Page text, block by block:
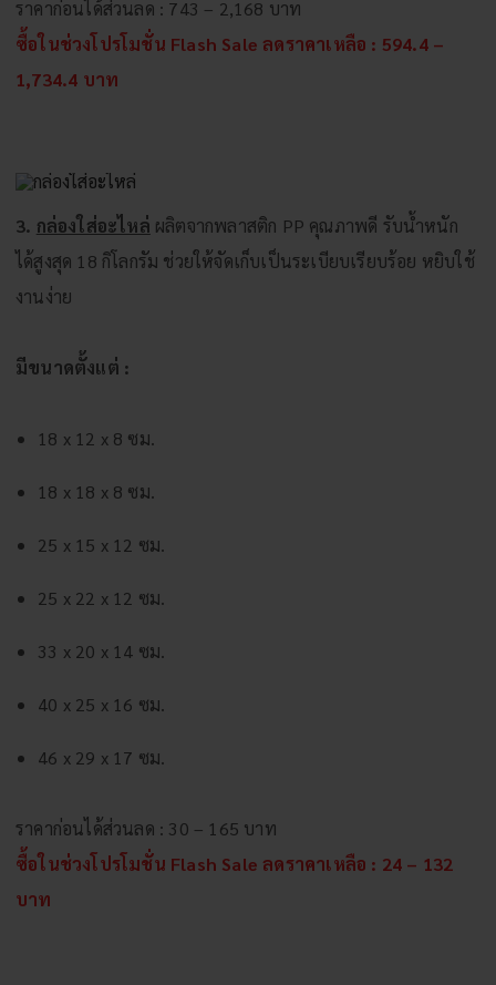
ราคาก่อนได้ส่วนลด : 743 – 2,168 บาท
ซื้อในช่วงโปรโมชั่น Flash Sale ลดราคาเหลือ : 594.4 –
1,734.4 บาท
3. กล่องใส่อะไหล่ ผลิตจากพลาสติก PP คุณภาพดี รับน้ำหนัก
ได้สูงสุด 18 กิโลกรัม ช่วยให้จัดเก็บเป็นระเบียบเรียบร้อย หยิบใช้
งานง่าย
มีขนาดตั้งแต่ :
18 x 12 x 8 ซม.
18 x 18 x 8 ซม.
25 x 15 x 12 ซม.
25 x 22 x 12 ซม.
33 x 20 x 14 ซม.
40 x 25 x 16 ซม.
46 x 29 x 17 ซม.
ราคาก่อนได้ส่วนลด : 30 – 165 บาท
ซื้อในช่วงโปรโมชั่น Flash Sale ลดราคาเหลือ : 24 – 132
บาท